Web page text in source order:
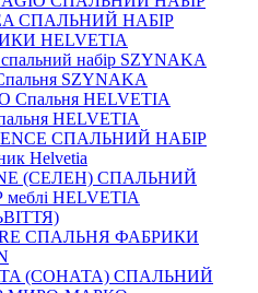
СПАЛЬНИЙ НАБІР
HELVETIA
набір SZYNAKA
SZYNAKA
Спальня HELVETIA
HELVETIA
СПАЛЬНИЙ НАБІР
Helvetia
(СЕЛЕН) СПАЛЬНИЙ
HELVETIA
СПАЛЬНЯ ФАБРИКИ
(СОНАТА) СПАЛЬНИЙ